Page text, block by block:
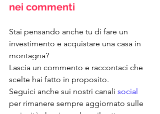
nei commenti
Stai pensando anche tu di fare un
investimento e acquistare una casa in
montagna?
Lascia un commento e raccontaci che
scelte hai fatto in proposito.
Seguici anche sui nostri canali social
per rimanere sempre aggiornato sulle